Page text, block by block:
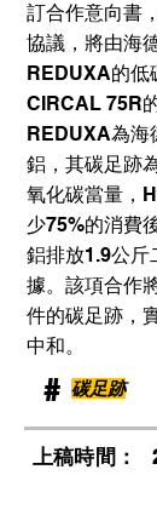
訂合作意向書
協議，將由海
REDUXA的低
CIRCAL 75R
REDUXA為海
鋁，其碳足跡
氧化碳當量，
少75%的消費
鋁排放1.9公斤
據。該項合作
件的碳足跡，
中和。
​# 碳足跡
​上稿時間：